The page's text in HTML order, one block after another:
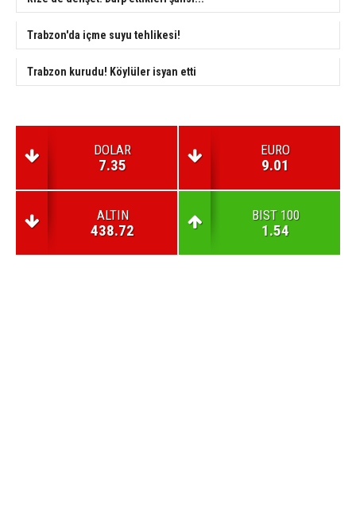
Trabzon'da içme suyu tehlikesi!
Trabzon kurudu! Köylüler isyan etti
DOLAR
7.35
EURO
9.01
ALTIN
438.72
BIST 100
1.54